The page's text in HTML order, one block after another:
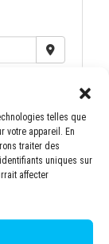
telles que
votre appareil. En
traiter des
uniques sur
affecter